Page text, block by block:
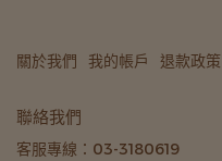
關於我們 我的帳戶 退款政策
聯絡我們
客服專線：03-3180619